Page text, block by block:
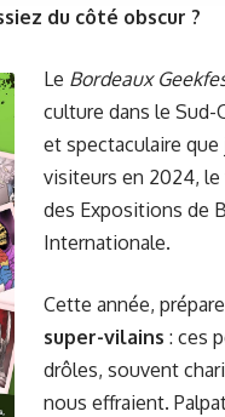
du côté obscur ?
Le Bordeaux
culture dans le
et spectaculaire
visiteurs en 2024,
des Expositions de
Internationale.
Cette année,
super-vilains : ces
drôles, souvent
nous effraient.